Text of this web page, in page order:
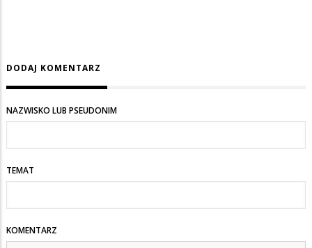
DODAJ KOMENTARZ
NAZWISKO LUB PSEUDONIM
TEMAT
KOMENTARZ